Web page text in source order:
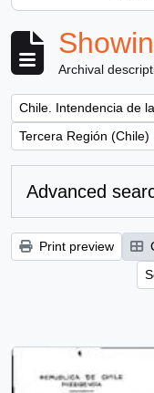
Archival
Remove filter:
Chile. Intendencia de
Remove filter:
Tercera Región (Chile)
Advanced
Print preview